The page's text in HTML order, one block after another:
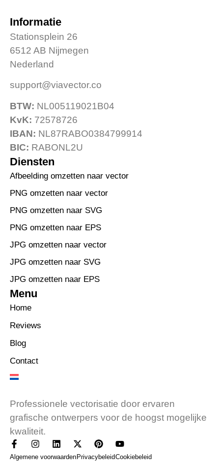
Professionele vectorisatie door ervaren
grafische ontwerpers voor de hoogst mogelijke
kwaliteit.
Algemene voorwaarden PrivacybeleidCookiebeleid
Diensten
Afbeelding omzetten naar vector
PNG omzetten naar vector
PNG omzetten naar SVG
PNG omzetten naar EPS
JPG omzetten naar vector
JPG omzetten naar SVG
JPG omzetten naar EPS
Menu
Home
Reviews
Blog
Contact
Informatie
Stationsplein 26
6512 AB Nijmegen
Nederland
support@viavector.co
BTW: NL005119021B04
KvK: 72578726
IBAN: NL87RABO0384799914
BIC: RABONL2U